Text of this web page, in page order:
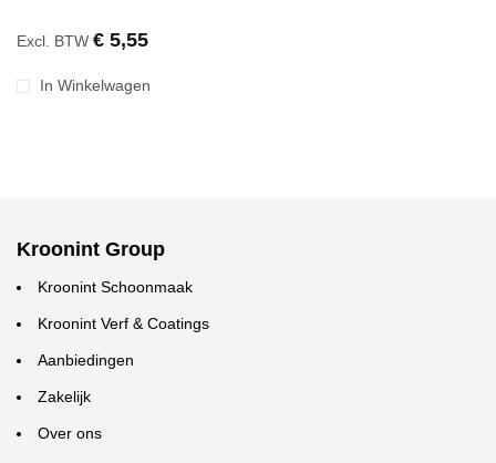
Excl. BTW € 5,55
In Winkelwagen
Kroonint Group
Kroonint Schoonmaak
Kroonint Verf & Coatings
Aanbiedingen
Zakelijk
Over ons